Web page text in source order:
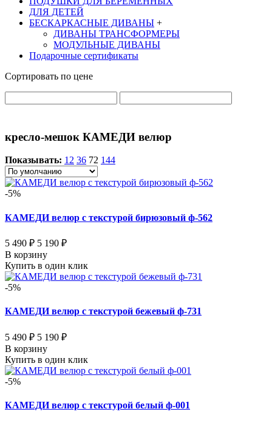
ДЛЯ ДЕТЕЙ
БЕСКАРКАСНЫЕ ДИВАНЫ +
ДИВАНЫ ТРАНСФОРМЕРЫ
МОДУЛЬНЫЕ ДИВАНЫ
Подарочные сертификаты
Сортировать по цене
кресло-мешок КАМЕДИ велюр
Показывать: 12 36 72 144
-5%
КАМЕДИ велюр с текстурой бирюзовый ф-562
5 490 ₽ 5 190 ₽
В корзину
Купить в один клик
-5%
КАМЕДИ велюр с текстурой бежевый ф-731
5 490 ₽ 5 190 ₽
В корзину
Купить в один клик
-5%
КАМЕДИ велюр с текстурой белый ф-001